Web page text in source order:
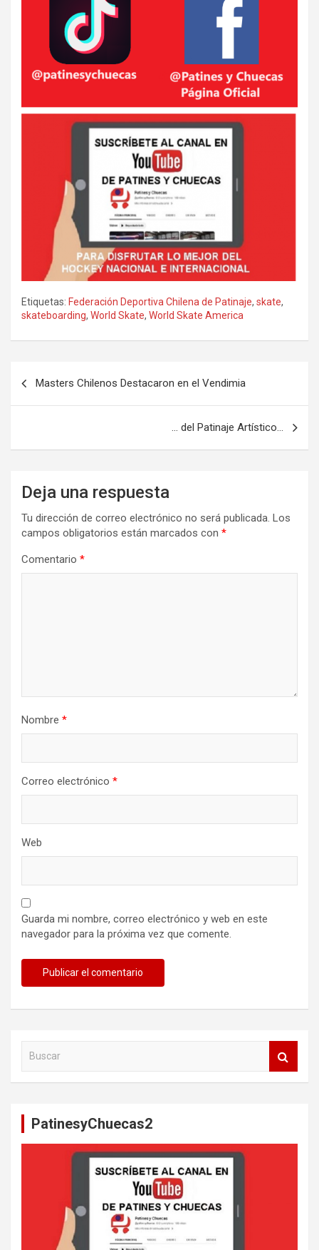
Etiquetas: Federación Deportiva Chilena de Patinaje, skate,
skateboarding, World Skate, World Skate America
Masters Chilenos Destacaron en el Vendimia
… del Patinaje Artístico…
Deja una respuesta
Tu dirección de correo electrónico no será publicada. Los
campos obligatorios están marcados con *
Comentario *
Nombre *
Correo electrónico *
Web
Guarda mi nombre, correo electrónico y web en este
navegador para la próxima vez que comente.
PatinesyChuecas2